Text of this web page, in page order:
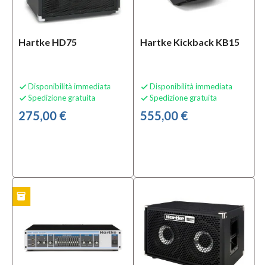
Condizione
Nuovo
(1)
Prezzo
Solo
offerta
Si
Hartke HD75
 Disponibilità immediata
 Spedizione gratuita
275,00 €
Hartke Kickback KB15
 Disponibilità immediata
 Spedizione gratuita
555,00 €
inventory